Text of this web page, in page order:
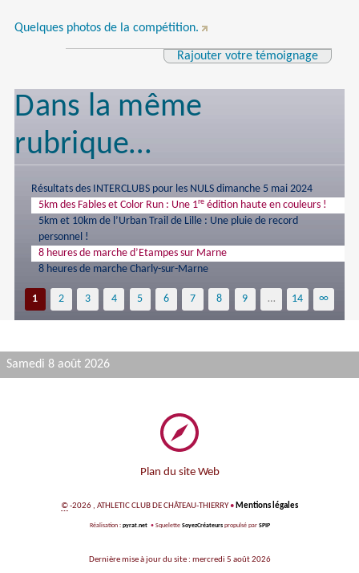
Quelques photos de la compétition.
Rajouter votre témoignage
Dans la même
rubrique…
Résultats des INTERCLUBS pour les NULS dimanche 5 mai 2024
5km des Fables et Color Run : Une 1re édition haute en couleurs !
5km et 10km de l’Urban Trail de Lille : Une pluie de record
personnel !
8 heures de marche d’Etampes sur Marne
8 heures de marche Charly-sur-Marne
1 2 3 4 5 6 7 8 9 … 14 ∞
Samedi 8 août 2026
Plan du site Web
©-2026 , ATHLETIC CLUB DE CHÂTEAU-THIERRY• Mentions légales
Réalisation : pyrat.net •Squelette SoyezCréateurspropulsé par SPIP
Dernière mise à jour du site : mercredi 5 août 2026